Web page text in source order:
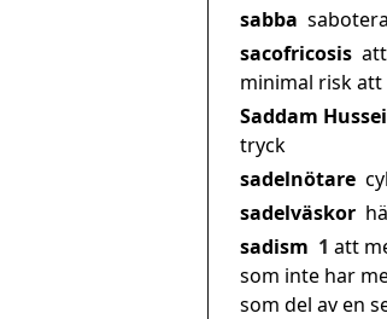
sabba
sacofricosis
minimal risk
Saddam
tryck
sadelnötare
sadelväskor
sadism 1 att
som inte har
som del av en